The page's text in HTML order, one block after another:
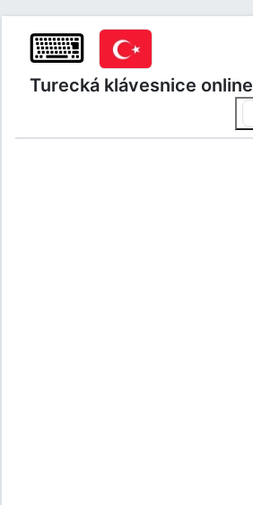
⌨
Turecká klávesnice online